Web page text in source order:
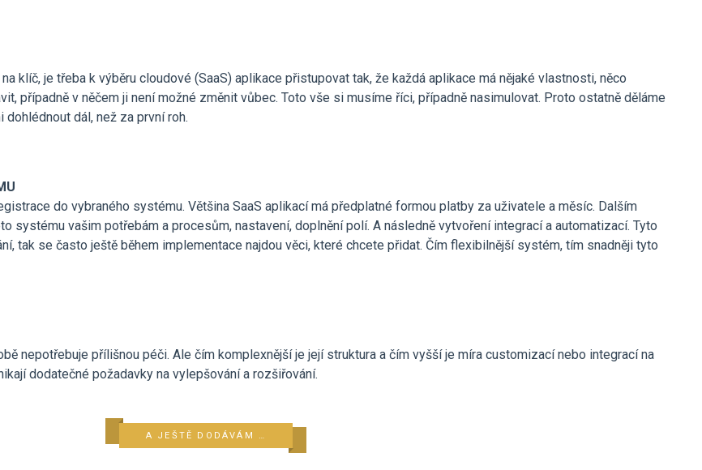
klíč, je třeba k výběru cloudové (SaaS) aplikace přistupovat tak, že každá aplikace má nějaké vlastnosti, něco
případně v něčem ji není možné změnit vůbec. Toto vše si musíme říci, případně nasimulovat. Proto ostatně děláme
dál, než za první roh.
do vybraného systému. Většina SaaS aplikací má předplatné formou platby za uživatele a měsíc. Dalším
systému vašim potřebám a procesům, nastavení, doplnění polí. A následně vytvoření integrací a automatizací. Tyto
tak se často ještě během implementace najdou věci, které chcete přidat. Čím flexibilnější systém, tím snadněji tyto
nepotřebuje přílišnou péči. Ale čím komplexnější je její struktura a čím vyšší je míra customizací nebo integrací na
dodatečné požadavky na vylepšování a rozšiřování.
A JEŠTĚ DODÁVÁM …